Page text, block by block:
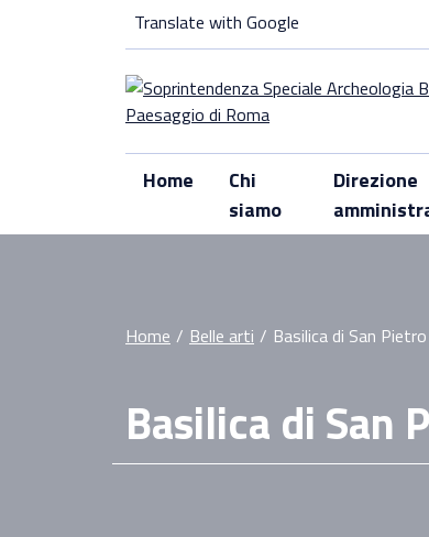
Translate with Google
Home
Chi
siamo
Direzione
Home / Belle arti / Basilica di San
Basilica di San